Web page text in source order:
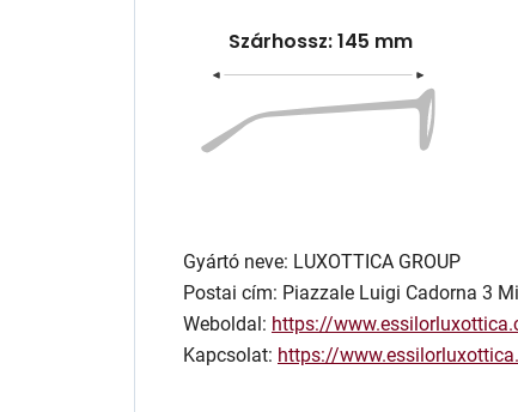
Szárhossz: 145 mm
Gyártó neve: LUXOTTICA GROUP
Postai cím: Piazzale Luigi Cadorna 3
Weboldal: https://
Kapcsolat: https://